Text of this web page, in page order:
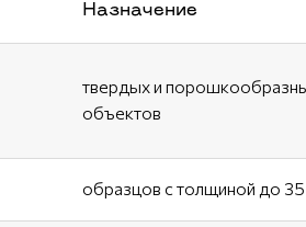
Назначение
твердых и
объектов
образцов с толщиной до